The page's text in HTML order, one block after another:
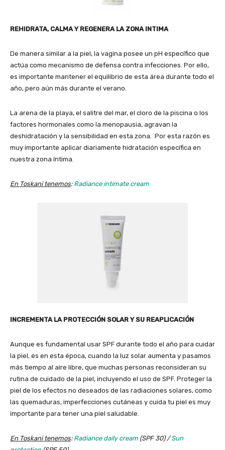
REHIDRATA, CALMA Y REGENERA LA ZONA INTIMA
De manera similar a la piel, la vagina posee un pH específico que
actúa como mecanismo de defensa contra infecciones. Por ello,
es importante mantener el equilibrio de esta área durante todo el
año, pero aún más durante el verano.
La arena de la playa, el salitre del mar, el cloro de la piscina o los
factores hormonales como la menopausia, agravan la
deshidratación y la sensibilidad en esta zona. Por esta razón es
muy importante aplicar diariamente hidratación específica en
nuestra zona íntima.
En Toskani tenemos: Radiance intimate cream
INCREMENTA LA PROTECCIÓN SOLAR Y SU REAPLICACIÓN
Aunque es fundamental usar SPF durante todo el año para cuidar
la piel, es en esta época, cuando la luz solar aumenta y pasamos
más tiempo al aire libre, que muchas personas reconsideran su
rutina de cuidado de la piel, incluyendo el uso de SPF. Proteger la
piel de los efectos no deseados de las radiaciones solares, como
las quemaduras, imperfecciones cutáneas y cuida tu piel es muy
importante para tener una piel saludable.
En Toskani tenemos: Radiance daily cream (SPF 30) /Sun